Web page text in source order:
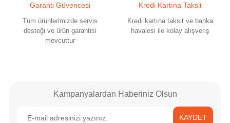
Garanti Güvencesi
Tüm ürünlerimizde servis
desteği ve ürün garantisi
mevcuttur
Kredi Kartına Taksit
Kredi kartına taksit ve banka
havalesi ile kolay alışveriş
Kampanyalardan Haberiniz Olsun
KAYDET